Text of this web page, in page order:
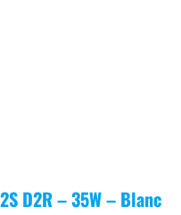
D2R – 35W – Blanc